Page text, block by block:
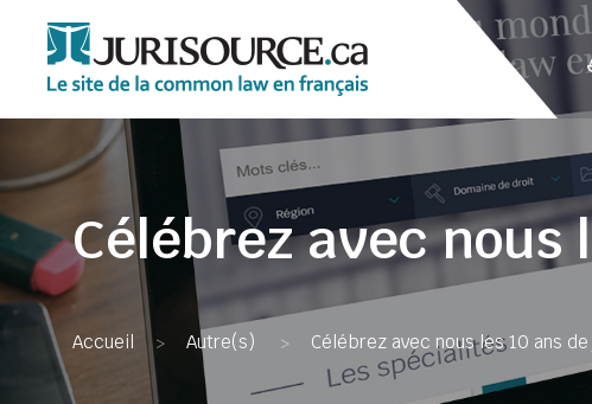
Célébrez avec nous
Accueil > Autre(s) > Célébrez avec nous les 10 ans